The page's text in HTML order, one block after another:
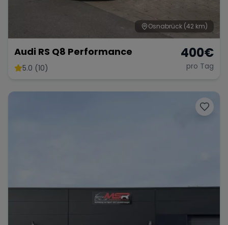
Osnabrück (42 km)
Audi RS Q8 Performance
5.0 (10)
400€
pro Tag